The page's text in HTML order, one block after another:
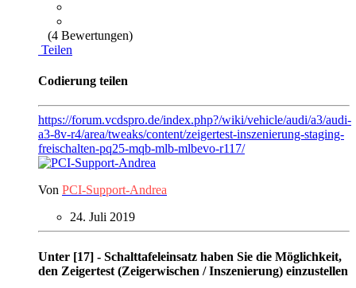
(4 Bewertungen)
Teilen
Codierung teilen
https://forum.vcdspro.de/index.php?/wiki/vehicle/audi/a3/audi-
a3-8v-r4/area/tweaks/content/zeigertest-inszenierung-staging-
freischalten-pq25-mqb-mlb-mlbevo-r117/
Von PCI-Support-Andrea
24. Juli 2019
Unter [17] - Schalttafeleinsatz haben Sie die Möglichkeit,
den Zeigertest (Zeigerwischen / Inszenierung) einzustellen